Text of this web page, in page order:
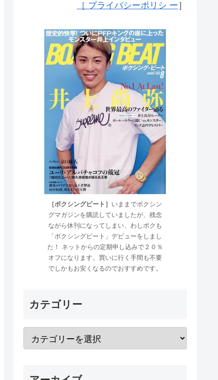
［ プライバシーポリシ ー］
［ボクシングビート］ いままでボクシン
グマガジンを購読していましたが、残念
ながら休刊になってしまい、わしボクも
「ボクシングビート」デビューをしまし
た！ ネットからの定期申し込みで２０％
オフになります。買いに行く手間も不要
でしかもお安くなるのでおすすめです。
カテゴリー